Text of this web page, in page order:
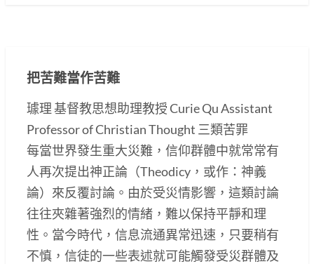
把苦難當作苦難
璩理 基督教思想助理教授 Curie Qu Assistant
Professor of Christian Thought 三類苦罪
每當世界發生重大災難，信仰群體中就常常有
人再次提出神正論（Theodicy，或作：神義
論）來反覆討論。由於受災情影響，這類討論
往往夾雜著強烈的情緒，難以保持平靜和理
性。當今時代，信息流通異常迅速，只要稍有
不慎，信徒的一些表述就可能觸發受災群體及